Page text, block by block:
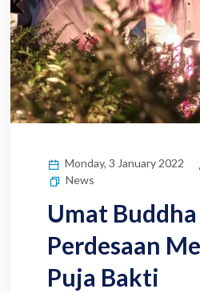
Monday, 3 January 2022
News
Umat Buddha
Perdesaan
Puja Bakti